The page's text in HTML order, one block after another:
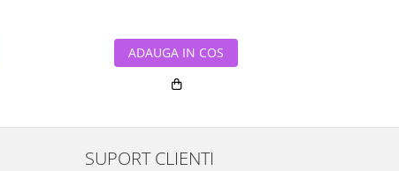
ADAUGA IN COS
SUPORT CLIENTI